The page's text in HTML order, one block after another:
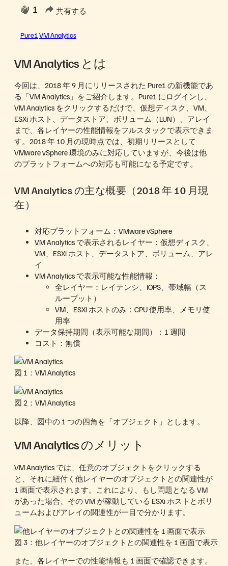
1 共有する
Pure1 VM Analytics
VM Analytics とは
今回は、2018 年 9 月にリリースされた Pure1 の新機能であ
る「VM Analytics」をご紹介します。Pure1 にログインし、
VM Analytics をクリックするだけで、仮想ディスク、VM、
ESXi ホスト、データストア、ボリューム（LUN）、アレイ
まで、各レイヤーの性能情報をフルスタックで表示できま
す。2018 年 10 月の現時点では、初期リリースとして
VMware vSphere 環境のみに対応していますが、今後は他
のプラットフォームへの対応も可能になる予定です。
VM Analytics の主な概要（2018 年 10 月現
在）
対応プラットフォーム：VMware vSphere
VM Analytics で表示されるレイヤー：仮想ディスク、
VM、ESXi ホスト、データストア、ボリューム、アレ
イ
VM Analytics で表示可能な性能情報：
全レイヤー：レイテンシ、IOPS、帯域幅（ス
ループット）
VM、ESXi ホストのみ：CPU 使用率、メモリ使
用率
データ保持期間（表示可能な期間）：1 週間
コスト：無償
図 1：VM Analytics
図 2：VM Analytics
以降、図中の 1 つの四角を「オブジェクト」とします。
VM Analytics のメリット
VM Analytics では、任意のオブジェクトをクリックする
と、それに紐付く他レイヤーのオブジェクトとの関連性が
1 画面で表示されます。これにより、もし問題となる VM
があった場合、その VM が稼動している ESXi ホストとボリ
ュームおよびアレイの関連性が一目で分かります。
図 3：他レイヤーのオブジェクトとの関連性を 1 画面で表示
また、各レイヤーでの性能情報も 1 画面で確認できます。